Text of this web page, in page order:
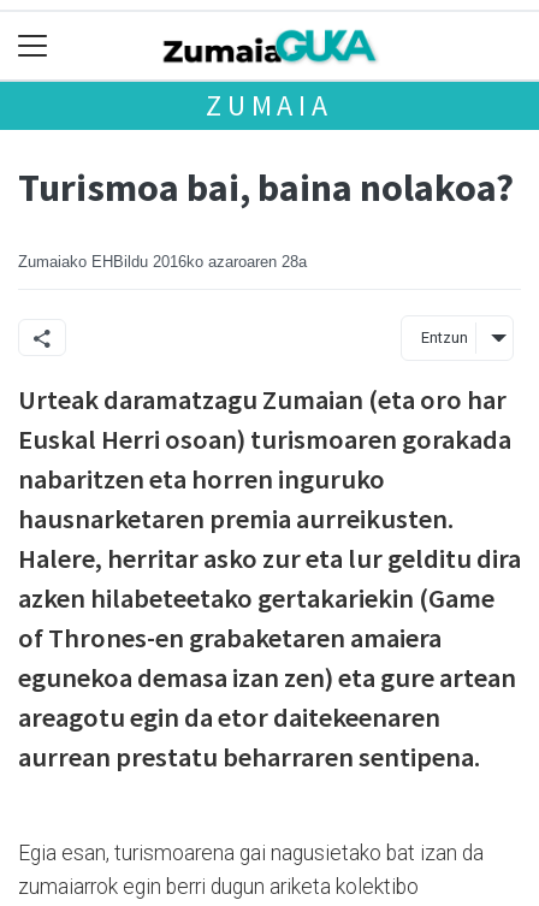
ZUMAIA
Turismoa bai, baina nolakoa?
Zumaiako EHBildu 2016ko azaroaren 28a
Entzun
Urteak daramatzagu Zumaian (eta oro har
Euskal Herri osoan) turismoaren gorakada
nabaritzen eta horren inguruko
hausnarketaren premia aurreikusten.
Halere, herritar asko zur eta lur gelditu dira
azken hilabeteetako gertakariekin (Game
of Thrones-en grabaketaren amaiera
egunekoa demasa izan zen) eta gure artean
areagotu egin da etor daitekeenaren
aurrean prestatu beharraren sentipena.
Egia esan, turismoarena gai nagusietako bat izan da
zumaiarrok egin berri dugun ariketa kolektibo